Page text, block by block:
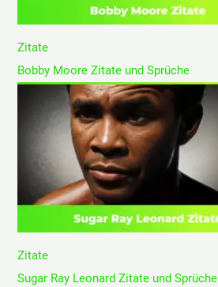
Zitate
Bobby Moore Zitate und Sprüche
Zitate
Sugar Ray Leonard Zitate und Sprüche